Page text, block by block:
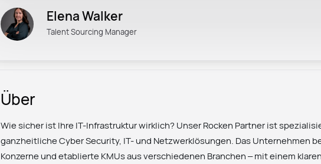
Elena Walker
Talent Sourcing Manager
Über
Wie sicher ist Ihre IT-Infrastruktur wirklich? Unser Rocken Partner ist
ganzheitliche Cyber Security, IT- und Netzwerklösungen. Das Unternehmen
Konzerne und etablierte KMUs aus verschiedenen Branchen – mit einem